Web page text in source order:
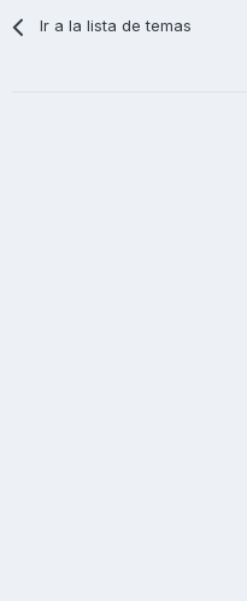
Ir a la lista de temas